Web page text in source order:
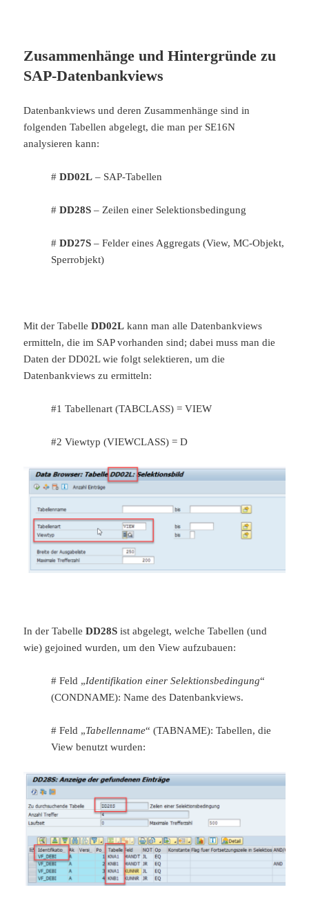
Zusammenhänge und Hintergründe zu
SAP-Datenbankviews
Datenbankviews und deren Zusammenhänge sind in
folgenden Tabellen abgelegt, die man per SE16N
analysieren kann:
#DD02L – SAP-Tabellen
#DD28S – Zeilen einer Selektionsbedingung
#DD27S – Felder eines Aggregats (View, MC-Objekt,
Sperrobjekt)
Mit der TabelleDD02L kann man alle Datenbankviews
ermitteln, die im SAP vorhanden sind; dabei muss man die
Daten der DD02L wie folgt selektieren, um die
Datenbankviews zu ermitteln:
#1 Tabellenart (TABCLASS) = VIEW
#2 Viewtyp (VIEWCLASS) = D
In der TabelleDD28S ist abgelegt, welche Tabellen (und
wie) gejoined wurden, um den View aufzubauen:
# Feld „Identifikation einer Selektionsbedingung“
(CONDNAME): Name des Datenbankviews.
# Feld „Tabellenname“ (TABNAME): Tabellen, die
View benutzt wurden: